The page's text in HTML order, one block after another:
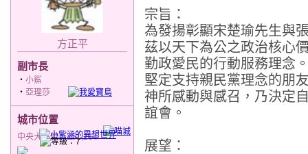
方正平
副市長
‧ 小鯊
‧ 亞理莎
城市位置
中央大草原／251,264
宗旨：
為發揚彰顯宋楚瑜先生與
茲以天下為公之政治核心
勤政愛民的行動服務理念
堅定支持親民黨理念的朋
神所感動與感召，乃決定
誼會。
展望：